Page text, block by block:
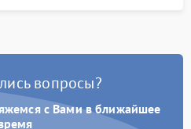
вопросы?
с Вами в ближайшее